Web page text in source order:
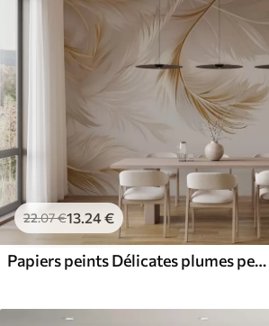
22.07€13.24€
Papiers peints Délicates plumes pendantes